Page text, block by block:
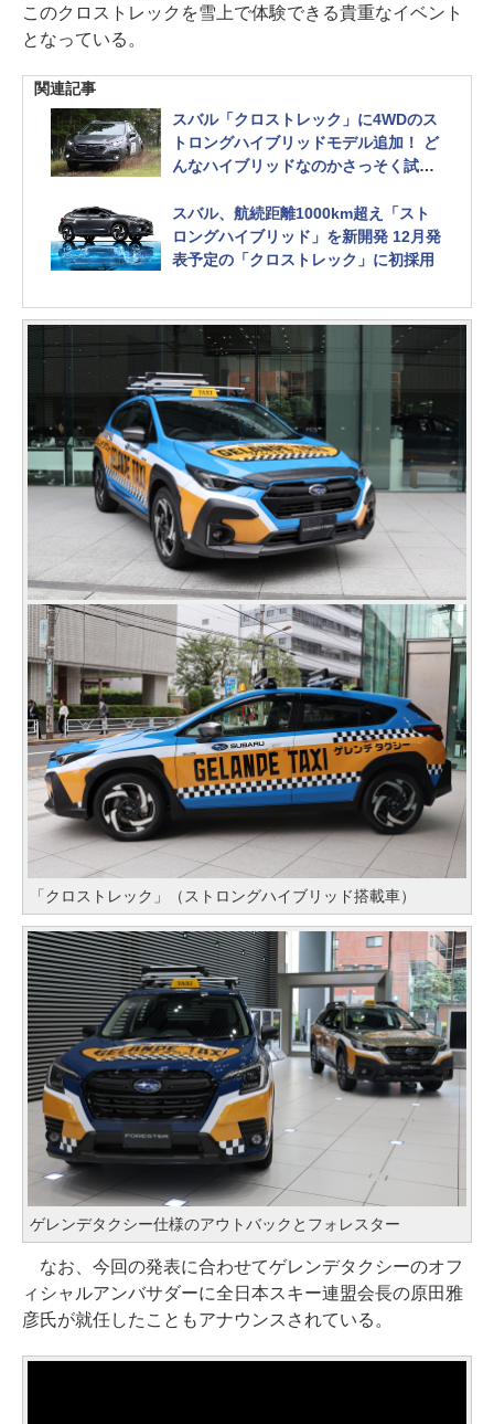
このクロストレックを雪上で体験できる貴重なイベント
となっている。
関連記事
スバル「クロストレック」に4WDのス
トロングハイブリッドモデル追加！ ど
んなハイブリッドなのかさっそく試乗
スバル、航続距離1000km超え「スト
ロングハイブリッド」を新開発 12月発
表予定の「クロストレック」に初採用
「クロストレック」（ストロングハイブリッド搭載車）
ゲレンデタクシー仕様のアウトバックとフォレスター
なお、今回の発表に合わせてゲレンデタクシーのオフ
ィシャルアンバサダーに全日本スキー連盟会長の原田雅
彦氏が就任したこともアナウンスされている。